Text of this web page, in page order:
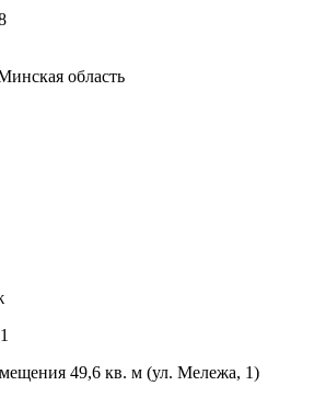
область
49,6 кв. м (ул. Мележа, 1)